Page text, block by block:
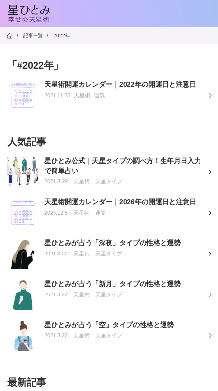
/ 記事一覧 / 2022年
「#2022年」
天星術開運カレンダー｜2022年の開運日と注意日
2021.11.25 天星術 運気
人気記事
星ひとみ公式｜天星タイプの調べ方！生年月日入力
で簡単占い
2021.3.29 天星術 天星タイプ
天星術開運カレンダー｜2026年の開運日と注意日
2025.12.5 天星術 運気
星ひとみが占う「深夜」タイプの性格と運勢
2021.3.22 天星術 天星タイプ
星ひとみが占う「新月」タイプの性格と運勢
2021.3.22 天星術 天星タイプ
星ひとみが占う「空」タイプの性格と運勢
2021.3.22 天星術 天星タイプ
最新記事